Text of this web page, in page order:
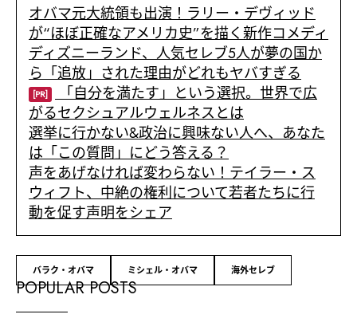
オバマ元大統領も出演！ラリー・デヴィッド
が“ほぼ正確なアメリカ史”を描く新作コメディ
ディズニーランド、人気セレブ5人が夢の国か
ら「追放」された理由がどれもヤバすぎる
[PR]
「自分を満たす」という選択。世界で広
がるセクシュアルウェルネスとは
選挙に行かない&政治に興味ない人へ、あなた
は「この質問」にどう答える？
声をあげなければ変わらない！テイラー・ス
ウィフト、中絶の権利について若者たちに行
動を促す声明をシェア
バラク・オバマ ミシェル・オバマ 海外セレブ
POPULAR POSTS